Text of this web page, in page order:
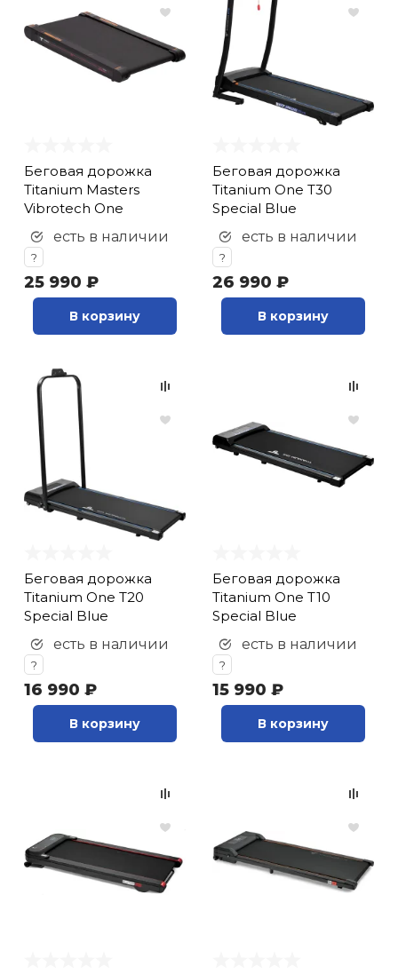
Упоры для
Эспандеры и
йоги
Медболы
Пояса
и тренерский
Беговая дорожка
Titanium Masters
Vibrotech One
есть в наличии
?
25 990 ₽
В корзину
Беговая дорожка
Titanium One T30
Special Blue
есть в наличии
?
26 990 ₽
В корзину
Беговая дорожка
Titanium One T20
Special Blue
есть в наличии
?
16 990 ₽
В корзину
Беговая дорожка
Titanium One T10
Special Blue
есть в наличии
?
15 990 ₽
В корзину